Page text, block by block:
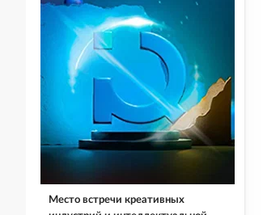
Место встречи креативных